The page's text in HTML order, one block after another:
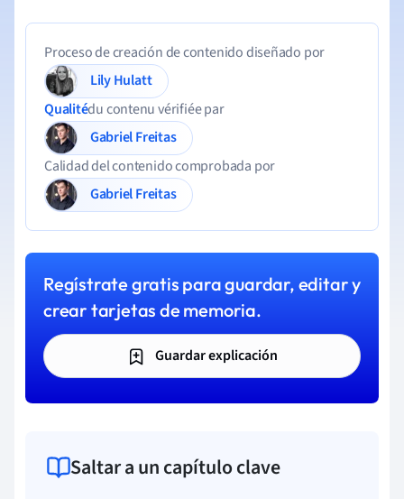
Proceso de creación de contenido diseñado por
Lily Hulatt
Qualitédu contenu vérifiée par
Gabriel Freitas
Calidad del contenido comprobada por
Gabriel Freitas
Regístrate gratis para guardar, editar y
crear tarjetas de memoria.
Guardar explicación
Saltar a un capítulo clave